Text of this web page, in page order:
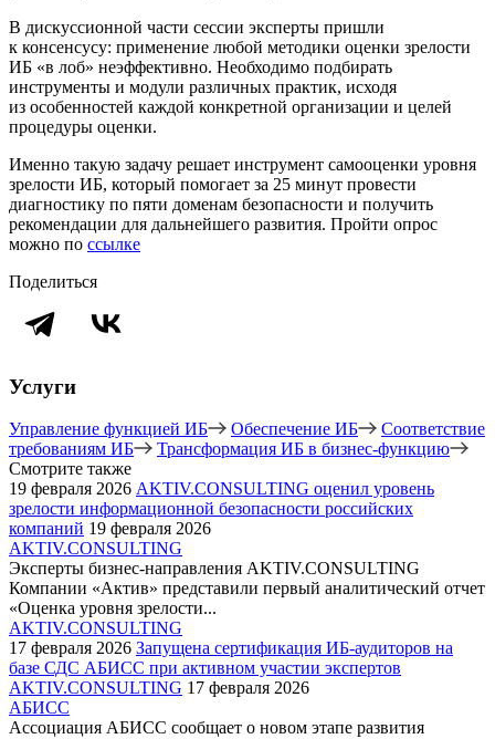
В дискуссионной части сессии эксперты пришли
к консенсусу: применение любой методики оценки зрелости
ИБ «в лоб» неэффективно. Необходимо подбирать
инструменты и модули различных практик, исходя
из особенностей каждой конкретной организации и целей
процедуры оценки.
Именно такую задачу решает инструмент самооценки уровня
зрелости ИБ, который помогает за 25 минут провести
диагностику по пяти доменам безопасности и получить
рекомендации для дальнейшего развития. Пройти опрос
можно по ссылке
Поделиться
Услуги
Управление функцией ИБ Обеспечение ИБ
Соответствие
требованиям ИБ
Трансформация ИБ в бизнес-функцию
Смотрите также
19 февраля 2026 AKTIV.CONSULTING оценил уровень
зрелости информационной безопасности российских
компаний 19 февраля 2026
AKTIV.CONSULTING
Эксперты бизнес-направления AKTIV.CONSULTING
Компании «Актив» представили первый аналитический отчет
«Оценка уровня зрелости...
AKTIV.CONSULTING
17 февраля 2026 Запущена сертификация ИБ-аудиторов на
базе СДС АБИСС при активном участии экспертов
AKTIV.CONSULTING 17 февраля 2026
АБИСС
Ассоциация АБИСС сообщает о новом этапе развития